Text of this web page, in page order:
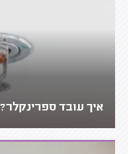
איך עובד ספרינקלר?